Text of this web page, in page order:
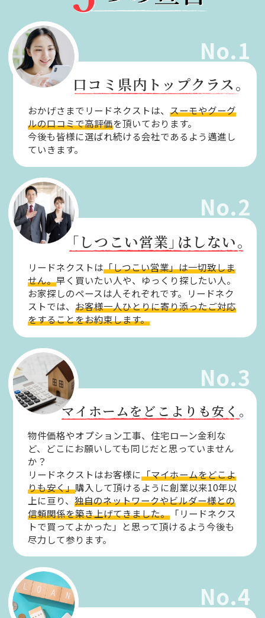
No.1
口コミ県内トップクラス。
おかげさまでリードネクストは、スーモやグーグ
ルの口コミで高評価を頂いております。
今後も皆様に選ばれ続ける会社であるよう邁進し
ていきます。
No.2
「しつこい営業」はしない。
リードネクストは「しつこい営業」は一切致しま
せん。早く買いたい人や、ゆっくり探したい人。
お家探しのペースは人それぞれです。リードネク
ストでは、お客様一人ひとりに寄り添ったご対応
をすることをお約束します。
No.3
マイホームをどこよりも安く。
物件価格やオプション工事、住宅ローン金利な
ど、どこにお願いしても同じだと思っていません
か？
リードネクストはお客様に「マイホームをどこよ
りも安く」購入して頂けるように創業以来10年以
上に亘り、独自のネットワークやビルダー様との
信頼関係を築き上げてきました。 「リードネクス
トで買ってよかった」と思って頂けるよう今後も
尽力して参ります。
No.4